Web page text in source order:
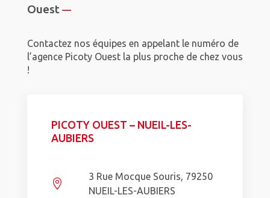
Ouest —
Contactez nos équipes en appelant le numéro de
l’agence Picoty Ouest la plus proche de chez vous
!
PICOTY OUEST – NUEIL-LES-
AUBIERS

3 Rue Mocque Souris, 79250
NUEIL-LES-AUBIERS